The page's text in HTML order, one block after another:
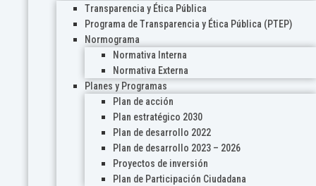
Transparencia y Ética Pública
Programa de Transparencia y Ética Pública (PTEP)
Normograma
Normativa Interna
Normativa Externa
Planes y Programas
Plan de acción
Plan estratégico 2030
Plan de desarrollo 2022
Plan de desarrollo 2023 – 2026
Proyectos de inversión
Plan de Participación Ciudadana